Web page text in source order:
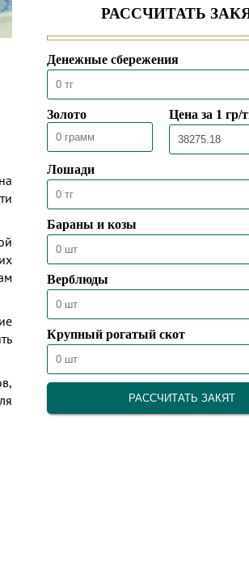
ЧРЕЗВЫЧАЙНЫМ И
КАЗАХСТАНА В ТУРЦИИ
04.08.2026 75
ПРЕДСЕДАТЕЛЬ ДУМК
ВЫСТУПИЛ С ПЯТНИЧНОЙ
ПРОПОВЕДЬЮ В МЕЧЕТИ
«НҰРСҰЛТАН»
31.07.2026